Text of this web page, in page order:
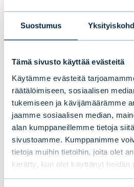
Suostumus
Tämä sivusto käyttää evästeitä
Käytämme evästeitä
räätälöimiseen, sosiaalisen
tukemiseen ja kävijämäärämme
jaamme sosiaalisen median,
alan kumppaneillemme tietoja
sivustoamme. Kumppanimme
tietoja muihin tietoihin, joita olet
kerätty, kun olet käyttänyt heidän
Vaihtoehtoisissa
private debtin ja
Esimerkiksi private debtin
huomattavasti korkeampi
koskaan historiansa
Kiinteistösijoittamisen
Evlissä varovaisempia,
välttämättä ole huonoja
Hyvin hoidettu
korkosijoitus vakaalla